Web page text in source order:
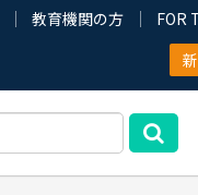
教育機関の方 FOR